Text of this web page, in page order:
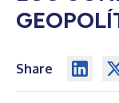
Share